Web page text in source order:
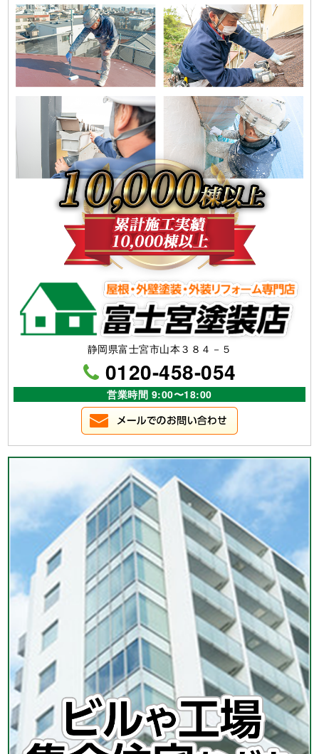
静岡県富士宮市山本３８４－５
0120-458-054
営業時間 9:00〜18:00